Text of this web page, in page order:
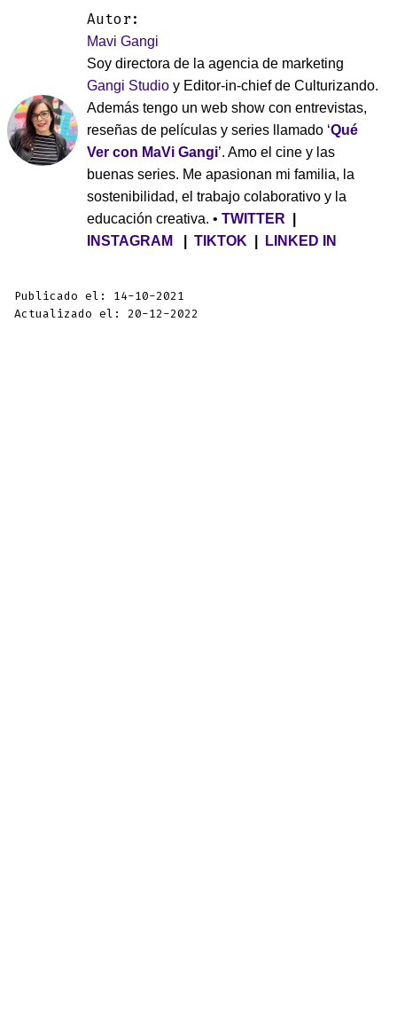
Autor:
Mavi Gangi
Soy directora de la agencia de marketing
Gangi Studio y Editor-in-chief de Culturizando.
Además tengo un web show con entrevistas,
reseñas de películas y series llamado ‘Qué
Ver con MaVi Gangi’. Amo el cine y las
buenas series. Me apasionan mi familia, la
sostenibilidad, el trabajo colaborativo y la
educación creativa. • TWITTER
INSTAGRAM
TIKTOK LINKED IN
Publicado el: 14-10-2021
Actualizado el: 20-12-2022